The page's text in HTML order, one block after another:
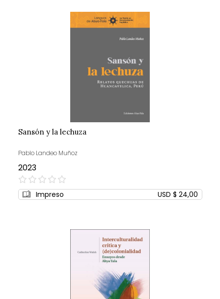
Sansón y la lechuza
Pablo Landeo Muñoz
2023
0%
Impreso USD $ 24,00